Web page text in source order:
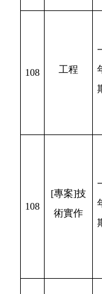
108 工程
108
[專案]技
術實作